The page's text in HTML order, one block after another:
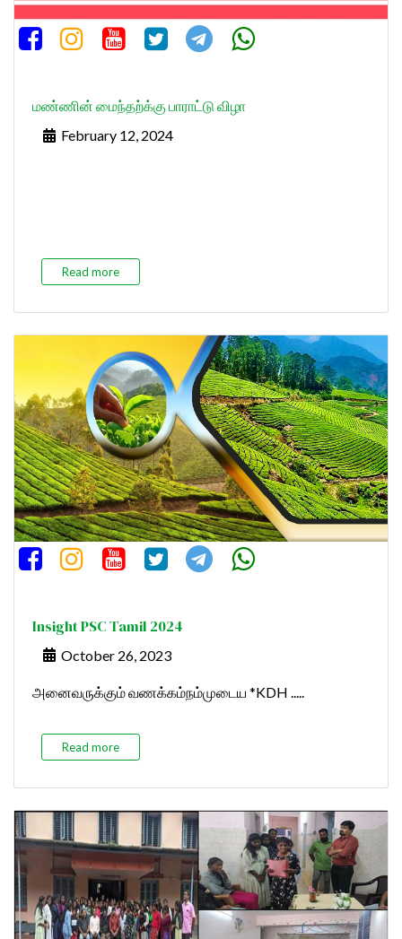
மண்ணின் மைந்தற்க்கு பாராட்டு விழா
February 12, 2024
Read more
Insight PSC Tamil 2024
October 26, 2023
அனைவருக்கும் வணக்கம்நம்முடைய *KDH .....
Read more